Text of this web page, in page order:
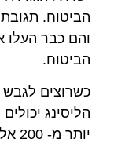
הביטוח.
והם כבר העלו
הביטוח.
כשרוצים לגבש
הליסינג